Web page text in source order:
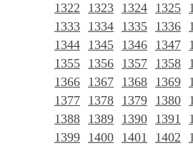
1322
1323 1324 1325
1333 1334 1335 1336
1344 1345 1346 1347
1355 1356 1357 1358
1366 1367 1368 1369
1377 1378 1379 1380
1388 1389 1390 1391
1399 1400 1401 1402